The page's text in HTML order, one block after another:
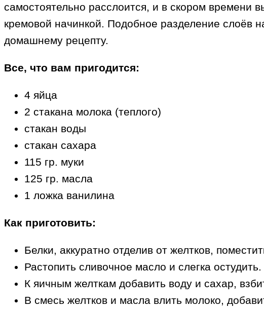
самостоятельно расслоится, и в скором времени
кремовой начинкой. Подобное разделение слоёв
домашнему рецепту.
Все, что вам пригодится:
4 яйца
2 стакана молока (теплого)
стакан воды
стакан сахара
115 гр. муки
125 гр. масла
1 ложка ванилина
Как приготовить:
Белки, аккуратно отделив от желтков,
Растопить сливочное масло и слегка остудить.
К яичным желткам добавить воду и сахар,
В смесь желтков и масла влить молоко,